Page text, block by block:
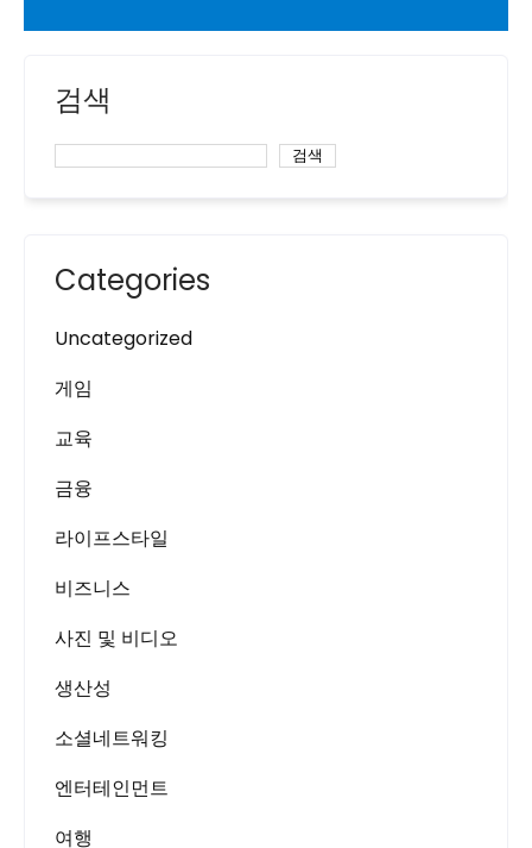
검색
검색
Categories
Uncategorized
게임
교육
금융
라이프스타일
비즈니스
사진 및 비디오
생산성
소셜네트워킹
엔터테인먼트
여행